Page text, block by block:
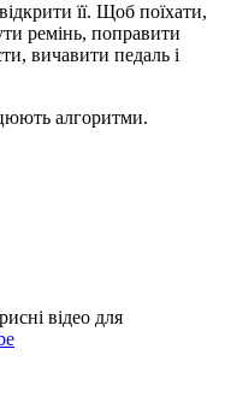
її. Щоб поїхати,
ремінь, поправити
вичавити педаль і
алгоритми.
відео для